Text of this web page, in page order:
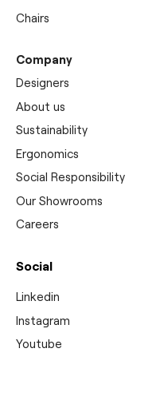
Chairs
Company
Designers
About us
Sustainability
Ergonomics
Social Responsibility
Our Showrooms
Careers
Social
Linkedin
Instagram
Youtube